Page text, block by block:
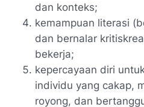
dan konteks;
kemampuan literasi
dan bernalar
bekerja;
kepercayaan diri
individu yang cakap,
royong, dan